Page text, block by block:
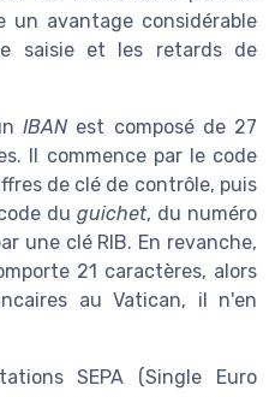
un avantage considérable
saisie et les retards de
IBAN est composé de 27
Il commence par le code
de clé de contrôle, puis
du guichet, du numéro
une clé RIB. En revanche,
21 caractères, alors
au Vatican, il n'en
SEPA (Single Euro